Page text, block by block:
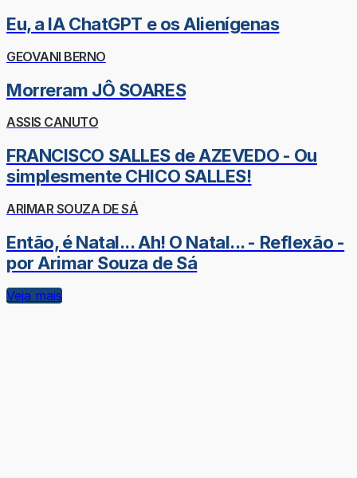
Eu, a IA ChatGPT e os Alienígenas
GEOVANI BERNO
Morreram JÔ SOARES
ASSIS CANUTO
FRANCISCO SALLES de AZEVEDO - Ou
simplesmente CHICO SALLES!
ARIMAR SOUZA DE SÁ
Então, é Natal... Ah! O Natal... - Reflexão -
por Arimar Souza de Sá
Veja mais